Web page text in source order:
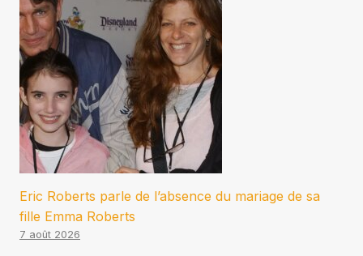
Eric Roberts parle de l’absence du mariage de sa
fille Emma Roberts
7 août 2026